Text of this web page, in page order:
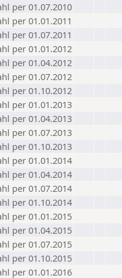
per 01.07.2010
per 01.01.2011
per 01.07.2011
per 01.01.2012
per 01.04.2012
per 01.07.2012
per 01.10.2012
per 01.01.2013
per 01.04.2013
per 01.07.2013
per 01.10.2013
per 01.01.2014
per 01.04.2014
per 01.07.2014
per 01.10.2014
per 01.01.2015
per 01.04.2015
per 01.07.2015
per 01.10.2015
per 01.01.2016